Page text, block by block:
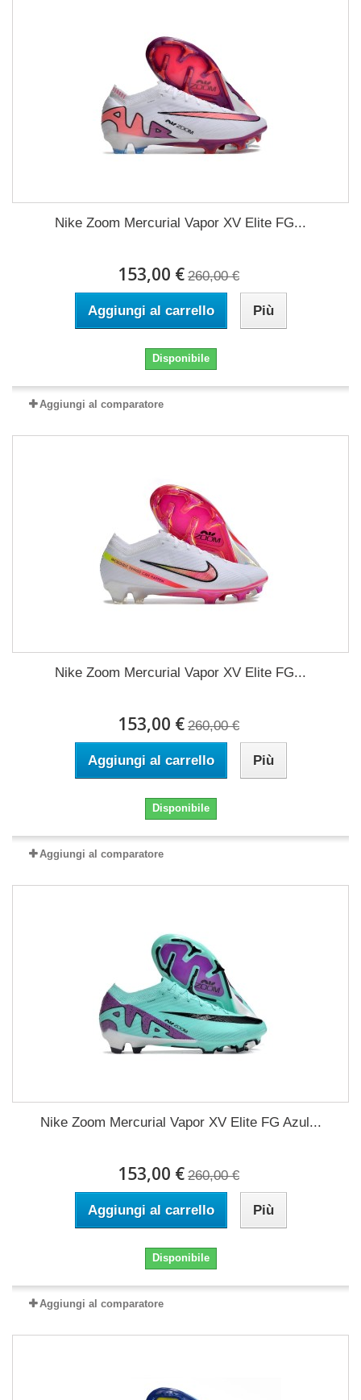
Nike Zoom Mercurial Vapor XV Elite FG...
153,00 € 260,00 €
Aggiungi al carrello Più
Disponibile
Aggiungi al comparatore
Nike Zoom Mercurial Vapor XV Elite FG...
153,00 € 260,00 €
Aggiungi al carrello Più
Disponibile
Aggiungi al comparatore
Nike Zoom Mercurial Vapor XV Elite FG Azul...
153,00 € 260,00 €
Aggiungi al carrello Più
Disponibile
Aggiungi al comparatore